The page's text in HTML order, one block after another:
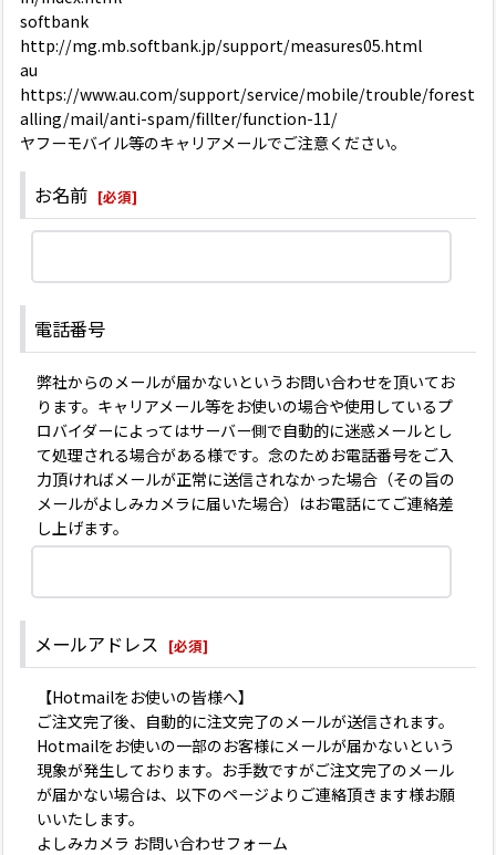
softbank
http://mg.mb.softbank.jp/support/measures05.html
au
https://www.au.com/support/service/mobile/trouble/forest
alling/mail/anti-spam/fillter/function-11/
ヤフーモバイル等のキャリアメールでご注意ください。
お名前 [必須]
電話番号
弊社からのメールが届かないというお問い合わせを頂いてお
ります。キャリアメール等をお使いの場合や使用しているプ
ロバイダーによってはサーバー側で自動的に迷惑メールとし
て処理される場合がある様です。念のためお電話番号をご入
力頂ければメールが正常に送信されなかった場合（その旨の
メールがよしみカメラに届いた場合）はお電話にてご連絡差
し上げます。
メールアドレス [必須]
【Hotmailをお使いの皆様へ】
ご注文完了後、自動的に注文完了のメールが送信されます。
Hotmailをお使いの一部のお客様にメールが届かないという
現象が発生しております。お手数ですがご注文完了のメール
が届かない場合は、以下のページよりご連絡頂きます様お願
いいたします。
よしみカメラ お問い合わせフォーム